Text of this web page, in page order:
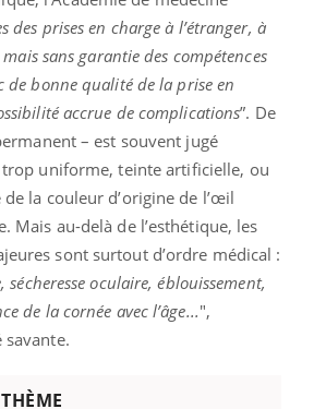
des prises en charge à l’étranger, à
sans garantie des compétences
de bonne qualité de la prise en
accrue de complications”. De
– est souvent jugé
uniforme, teinte artificielle, ou
la couleur d’origine de l’œil
Mais au-delà de l’esthétique, les
sont surtout d’ordre médical :
oculaire, éblouissement,
de la cornée avec l’âge...",
savante.